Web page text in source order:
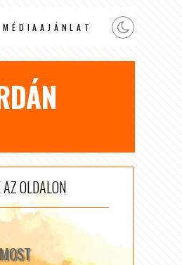
MÉDIAAJÁNLAT
OLDALON